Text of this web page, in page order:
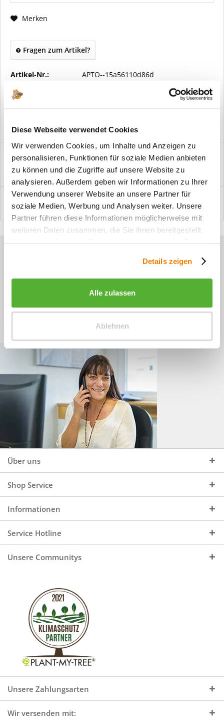
Diese Webseite verwendet Cookies
Wir verwenden Cookies, um Inhalte und Anzeigen zu
personalisieren, Funktionen für soziale Medien anbieten
zu können und die Zugriffe auf unsere Website zu
analysieren. Außerdem geben wir Informationen zu Ihrer
Verwendung unserer Website an unsere Partner für
soziale Medien, Werbung und Analysen weiter. Unsere
Partner führen diese Informationen möglicherweise mit
weiteren Daten zusammen, die Sie ihnen bereitgestellt
Details zeigen
Alle zulassen
Ablehnen
Merken
Fragen zum Artikel?
Artikel-Nr.: APTO--15a56110d86d
Vorteile
Windfangelemente online am Bildschirm konfigurieren und
einbaufertig bestellen. In wenigen...
Bewertungen
0
Bewertungen lesen, schreiben und diskutieren...mehr
Sie haben Fragen zu unseren
+49 (0)4244 965 34 04
Mo - Do, 09:00 - 16:00 Uhr
und Fr, 09:00 - 13:00 Uhr
Über uns
Shop Service
Informationen
Service Hotline
Unsere Communitys
Unsere Zahlungsarten
Wir versenden mit: